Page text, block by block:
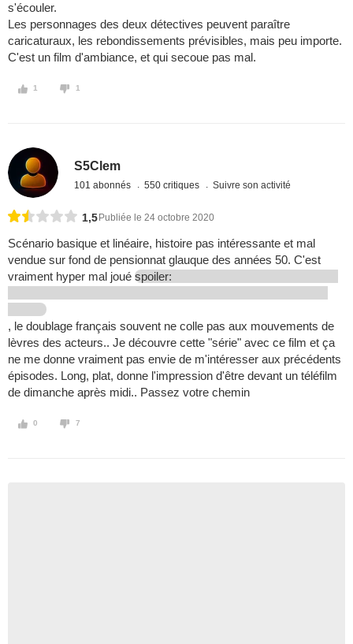
s'écouler.
Les personnages des deux détectives peuvent paraître
caricaturaux, les rebondissements prévisibles, mais peu importe.
C'est un film d'ambiance, et qui secoue pas mal.
1 1
S5Clem
101 abonnés 550 critiques Suivre son activité
1,5 Publiée le 24 octobre 2020
Scénario basique et linéaire, histoire pas intéressante et mal
vendue sur fond de pensionnat glauque des années 50. C'est
vraiment hyper mal joué spoiler:
, le doublage français souvent ne colle pas aux mouvements de
lèvres des acteurs.. Je découvre cette "série" avec ce film et ça
ne me donne vraiment pas envie de m'intéresser aux précédents
épisodes. Long, plat, donne l'impression d'être devant un téléfilm
de dimanche après midi.. Passez votre chemin
0 7